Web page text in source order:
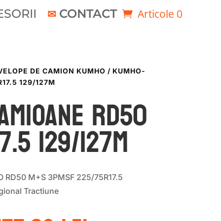
CONTACT Articole 0
DE CAMION KUMHO / KUMHO-
129/127M
RD50
129/127M
M+S 3PMSF 225/75R17.5
Tractiune